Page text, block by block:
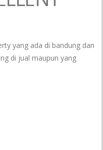
yang ada di bandung dan
di jual maupun yang